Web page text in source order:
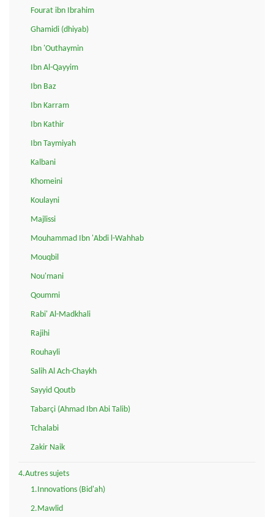
Fourat ibn Ibrahim
Ghamidi (dhiyab)
Ibn 'Outhaymin
Ibn Al-Qayyim
Ibn Baz
Ibn Karram
Ibn Kathir
Ibn Taymiyah
Kalbani
Khomeini
Koulayni
Majlissi
Mouhammad Ibn 'Abdi l-Wahhab
Mouqbil
Nou'mani
Qoummi
Rabi' Al-Madkhali
Rajihi
Rouhayli
Salih Al Ach-Chaykh
Sayyid Qoutb
Tabarçi (Ahmad Ibn Abi Talib)
Tchalabi
Zakir Naik
4.Autres sujets
1.Innovations (Bid'ah)
2.Mawlid